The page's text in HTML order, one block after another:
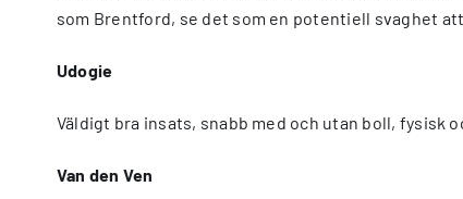
som Brentford, se det som en potentiell svaghet
Udogie
Väldigt bra insats, snabb med och utan boll, fysisk
Van den Ven